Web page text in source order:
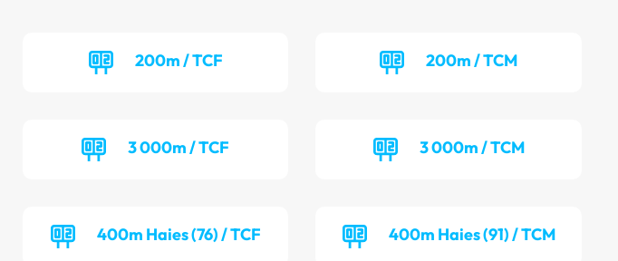
200m / TCF 200m / TCM
3 000m / TCF 3 000m / TCM
400m Haies (76) / TCF 400m Haies (91) / TCM